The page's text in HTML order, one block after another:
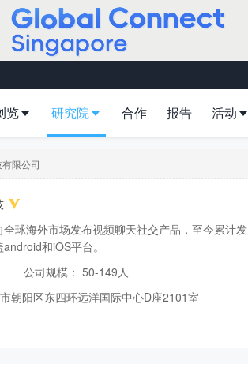
览 研究院 合作 报告 活动
限公司
全球海外市场发布视频聊天社交产品，至今累计
和iOS平台。
公司规模： 50-149人
朝阳区东四环远洋国际中心D座2101室